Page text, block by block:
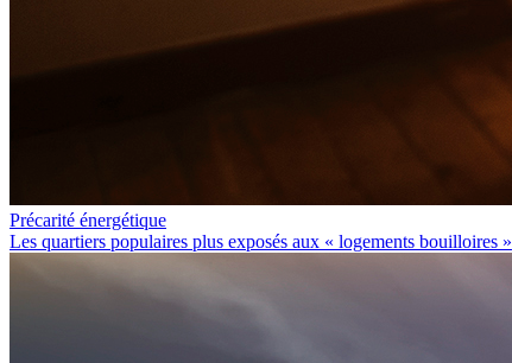
Précarité énergétique
Les quartiers populaires plus exposés aux « logements bouilloires »